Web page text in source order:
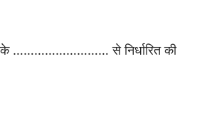
के ……………………… से निर्धारित की